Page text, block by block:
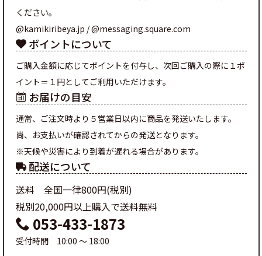
ください。
@kamikiribeya.jp / @messaging.square.com
ポイントについて
ご購入金額に応じてポイントを付与し、次回ご購入の際に１ポ
イント＝１円としてご利用いただけます。
お届けの目安
通常、ご注文時より５営業日以内に商品を発送いたします。
尚、お支払いが確認されてからの発送となります。
※天候や災害により到着が遅れる場合があります。
配送について
送料 全国一律800円(税別)
税別20,000円以上購入で送料無料
053-433-1873
受付時間 10:00 ～ 18:00